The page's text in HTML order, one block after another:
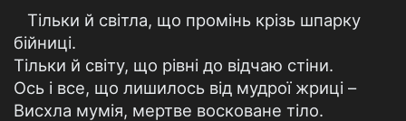
Тільки й світла, що промінь крізь шпарку
бійниці.
Тільки й світу, що рівні до відчаю стіни.
Ось і все, що лишилось від мудрої жриці –
Висхла мумія, мертве восковане тіло.